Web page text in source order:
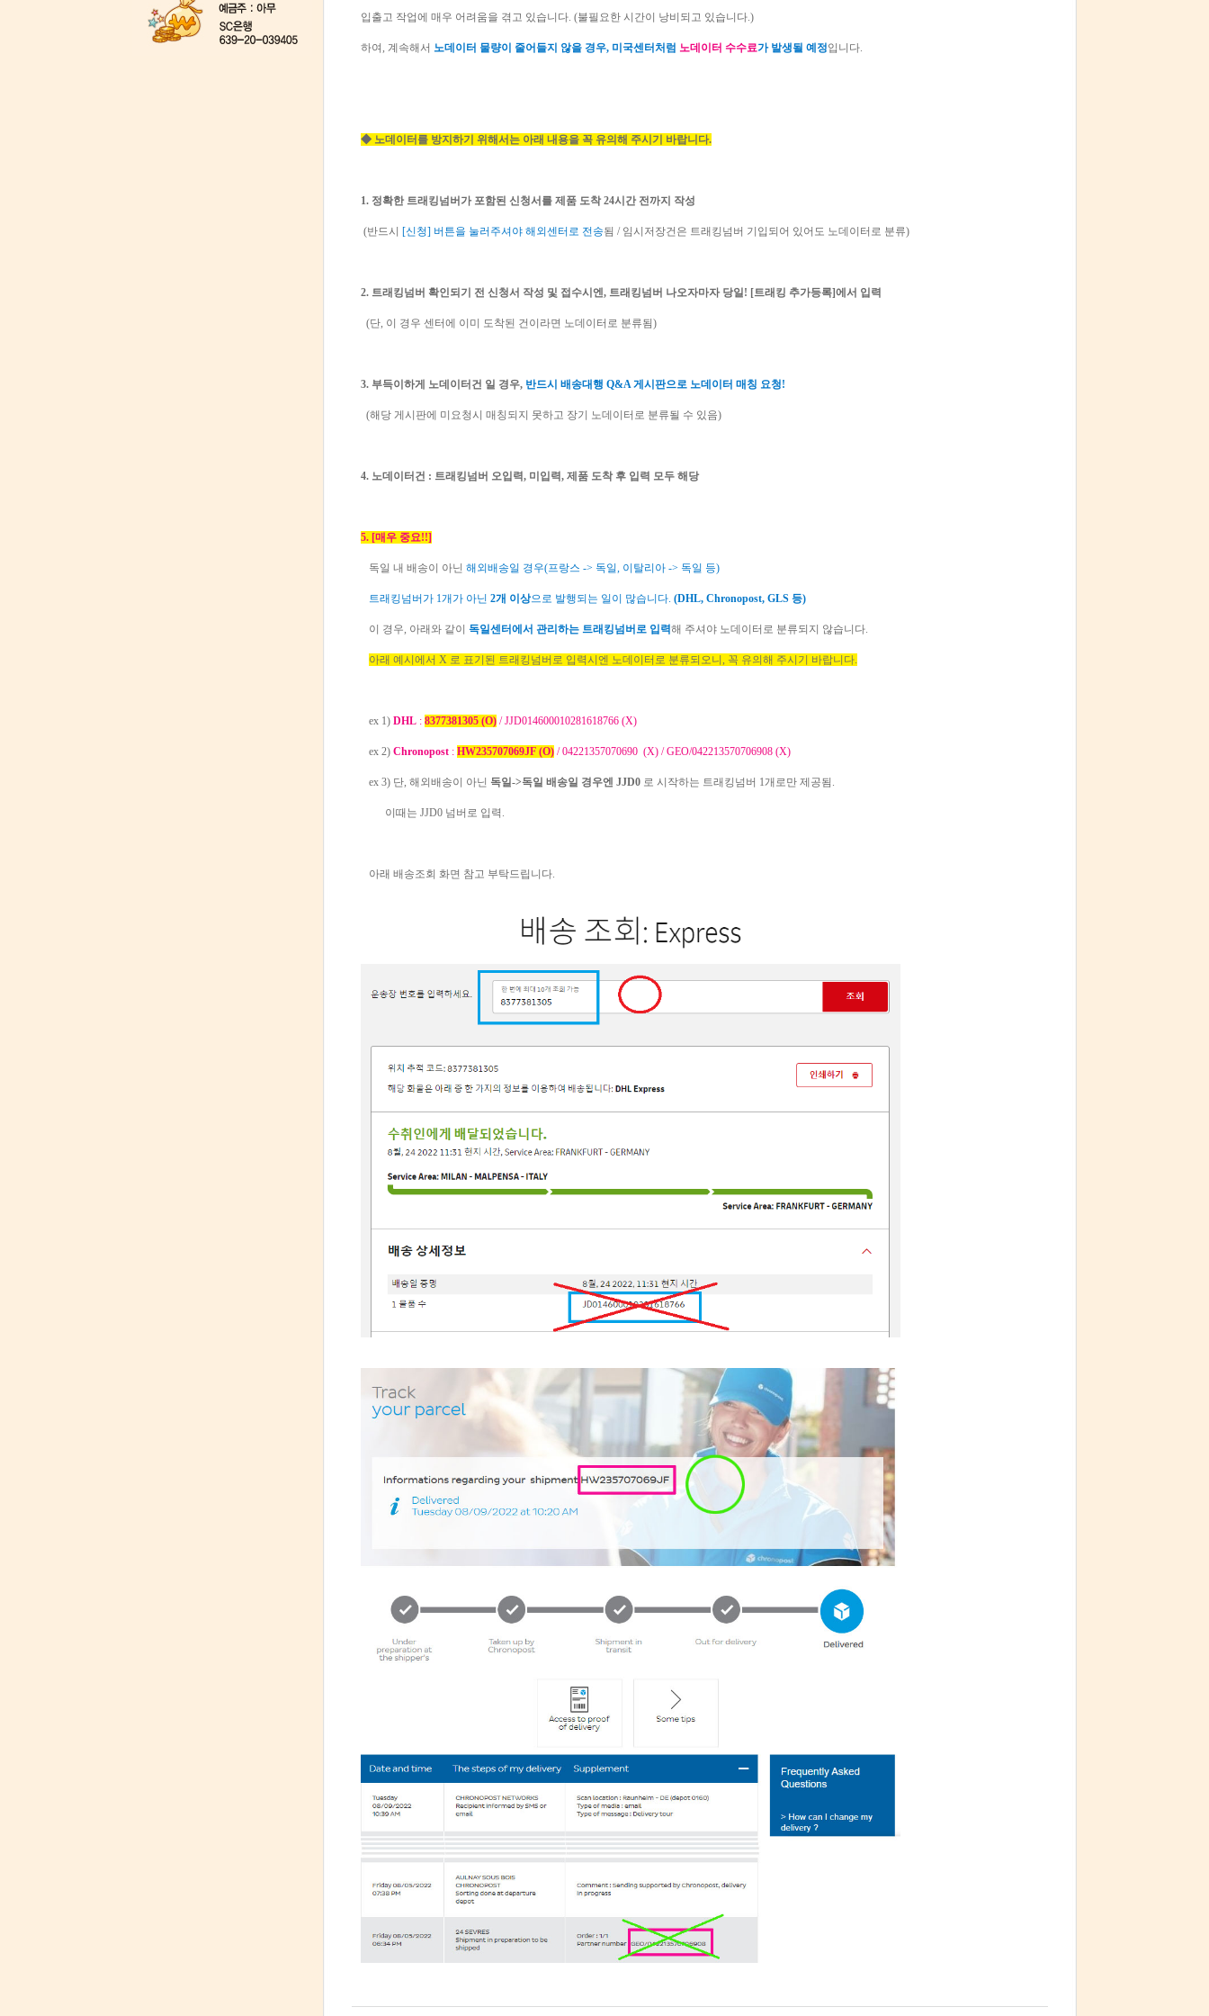
입출고 작업에 매우 어려움을 겪고 있습니다. (불필요한 시간이 낭비되고 있습니다.)
하여, 계속해서 노데이터 물량이 줄어들지 않을 경우, 미국센터처럼 노데이터 수수료가 발생될 예정입니다.
◆ 노데이터를 방지하기 위해서는 아래 내용을 꼭 유의해 주시기 바랍니다.
1. 정확한 트래킹넘버가 포함된 신청서를 제품 도착 24시간 전까지 작성
(반드시 [신청] 버튼을 눌러주셔야 해외센터로 전송됨 / 임시저장건은 트래킹넘버 기입되어 있어도 노데이터로 분류)
2. 트래킹넘버 확인되기 전 신청서 작성 및 접수시엔, 트래킹넘버 나오자마자 당일! [트래킹 추가등록]에서 입력
(단, 이 경우 센터에 이미 도착된 건이라면 노데이터로 분류됨)
3. 부득이하게 노데이터건 일 경우, 반드시 배송대행 Q&A 게시판으로 노데이터 매칭 요청!
(해당 게시판에 미요청시 매칭되지 못하고 장기 노데이터로 분류될 수 있음)
4. 노데이터건 : 트래킹넘버 오입력, 미입력, 제품 도착 후 입력 모두 해당
5. [매우 중요!!]
독일 내 배송이 아닌 해외배송일 경우(프랑스 -> 독일, 이탈리아 -> 독일 등)
트래킹넘버가 1개가 아닌 2개 이상으로 발행되는 일이 많습니다. (DHL, Chronopost, GLS 등)
이 경우, 아래와 같이 독일센터에서 관리하는 트래킹넘버로 입력해 주셔야 노데이터로 분류되지 않습니다.
아래 예시에서 X 로 표기된 트래킹넘버로 입력시엔 노데이터로 분류되오니, 꼭 유의해 주시기 바랍니다.
ex 1) DHL : 8377381305 (O) / JJD014600010281618766 (X)
ex 2) Chronopost : HW235707069JF (O) / 04221357070690 (X) / GEO/042213570706908 (X)
ex 3) 단, 해외배송이 아닌 독일->독일 배송일 경우엔 JJD0 로 시작하는 트래킹넘버 1개로만 제공됨.
이때는 JJD0 넘버로 입력.
아래 배송조회 화면 참고 부탁드립니다.